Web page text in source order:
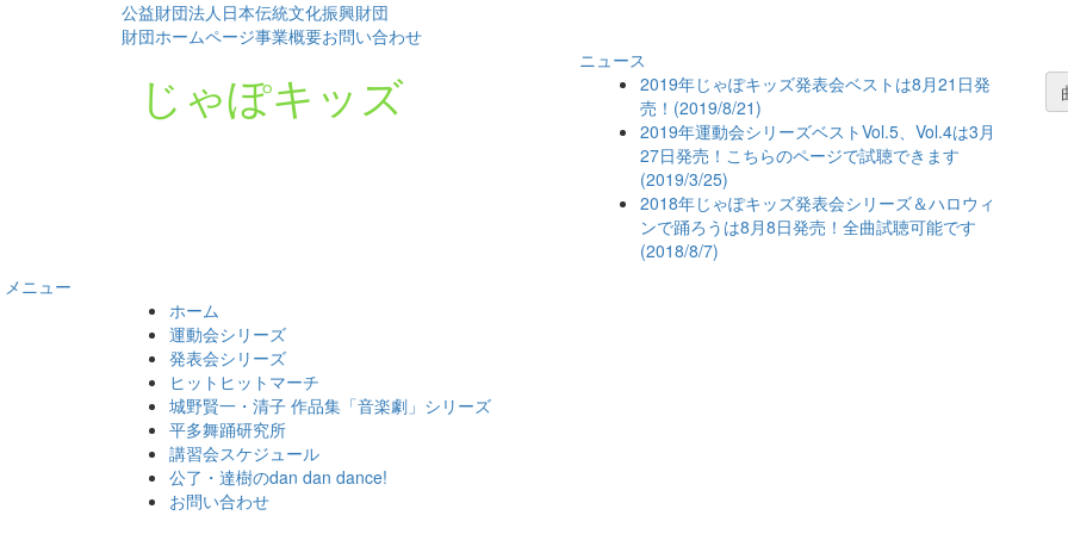
公益財団法人日本伝統文化振興財団
財団ホームページ事業概要お問い合わせ
じゃぽキッズ
ニュース
2019年じゃぽキッズ発表会ベストは8月21日発
売！(2019/8/21)
2019年運動会シリーズベストVol.5、Vol.4は3月
27日発売！こちらのページで試聴できます
(2019/3/25)
2018年じゃぽキッズ発表会シリーズ＆ハロウィ
ンで踊ろうは8月8日発売！全曲試聴可能です
(2018/8/7)
メニュー
ホーム
運動会シリーズ
発表会シリーズ
ヒットヒットマーチ
城野賢一・清子 作品集「音楽劇」シリーズ
平多舞踊研究所
講習会スケジュール
公了・達樹のdan dan dance!
お問い合わせ